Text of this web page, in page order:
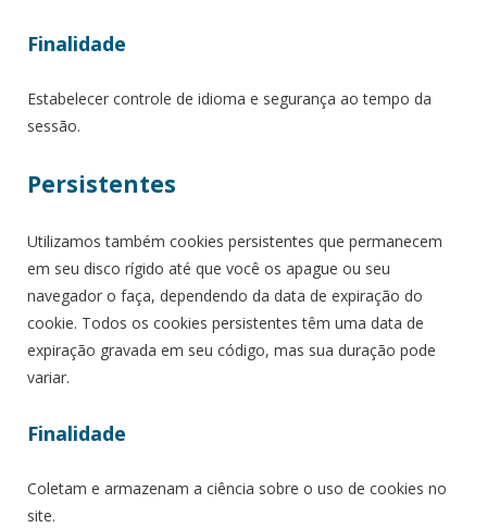
Finalidade
Estabelecer controle de idioma e segurança ao tempo da
sessão.
Persistentes
Utilizamos também cookies persistentes que permanecem
em seu disco rígido até que você os apague ou seu
navegador o faça, dependendo da data de expiração do
cookie. Todos os cookies persistentes têm uma data de
expiração gravada em seu código, mas sua duração pode
variar.
Finalidade
Coletam e armazenam a ciência sobre o uso de cookies no
site.